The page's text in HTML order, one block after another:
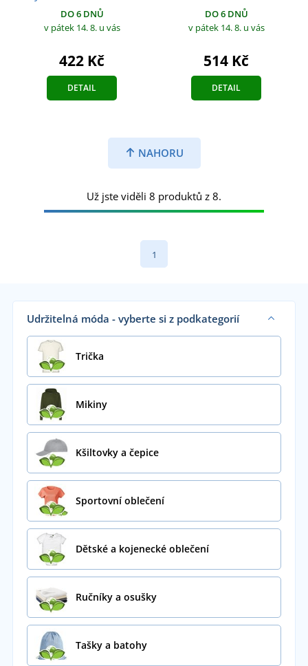
DO 6 DNŮ
v pátek 14. 8. u vás
422 Kč
DETAIL
DO 6 DNŮ
v pátek 14. 8. u vás
514 Kč
DETAIL
NAHORU
Už jste viděli 8 produktů z 8.
1
Udržitelná móda - vyberte si z podkategorií
Trička
Mikiny
Kšiltovky a čepice
Sportovní oblečení
Dětské a kojenecké oblečení
Ručníky a osušky
Tašky a batohy